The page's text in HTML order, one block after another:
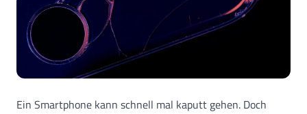
Ein Smartphone kann schnell mal kaputt gehen. Doch